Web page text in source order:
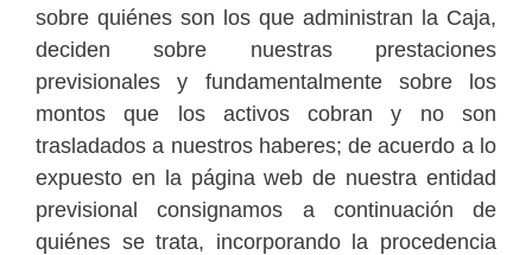
sobre quiénes son los que administran la Caja,
deciden sobre nuestras prestaciones
previsionales y fundamentalmente sobre los
montos que los activos cobran y no son
trasladados a nuestros haberes; de acuerdo a lo
expuesto en la página web de nuestra entidad
previsional consignamos a continuación de
quiénes se trata, incorporando la procedencia